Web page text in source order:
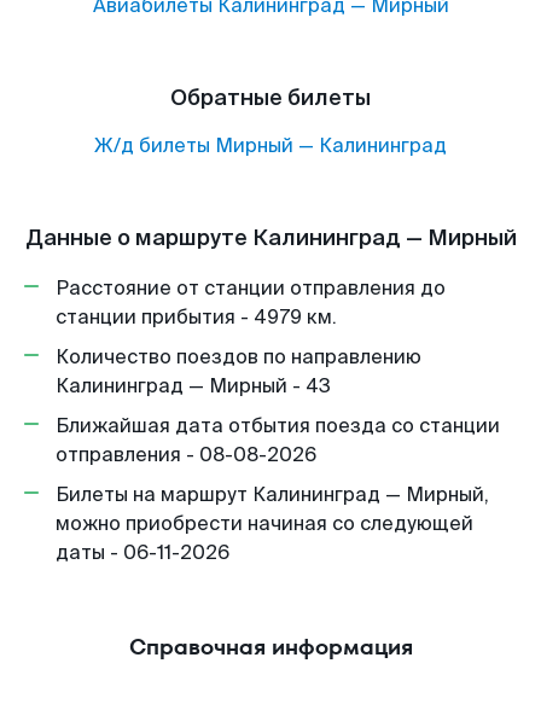
Авиабилеты Калининград — Мирный
Обратные билеты
Ж/д билеты Мирный — Калининград
Данные о маршруте Калининград — Мирный
Расстояние от станции отправления до
станции прибытия - 4979 км.
Количество поездов по направлению
Калининград — Мирный - 43
Ближайшая дата отбытия поезда со станции
отправления - 08-08-2026
Билеты на маршрут Калининград — Мирный,
можно приобрести начиная со следующей
даты - 06-11-2026
Справочная информация